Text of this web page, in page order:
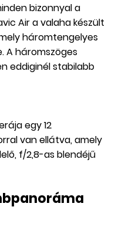
bizonnyal a
Air a valaha készült
háromtengelyes
A háromszöges
eddiginél stabilabb
egy 12
van ellátva, amely
f/2,8-as blendéjű